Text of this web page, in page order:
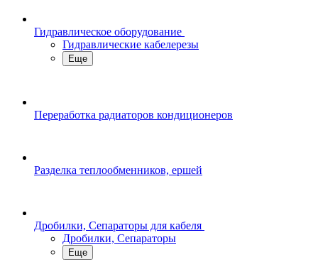
Гидравлическое оборудование
Гидравлические кабелерезы
Еще
Переработка радиаторов кондиционеров
Разделка теплообменников, ершей
Дробилки, Сепараторы для кабеля
Дробилки, Сепараторы
Еще